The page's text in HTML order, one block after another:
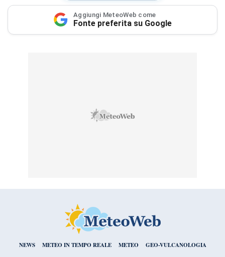
Aggiungi MeteoWeb come
Fonte preferita su Google
NEWS METEO IN TEMPO REALE METEO GEO-VULCANOLOGIA